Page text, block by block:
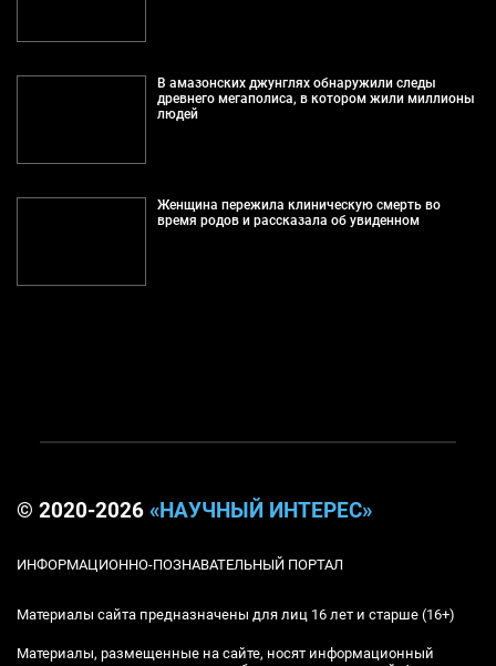
В амазонских джунглях обнаружили следы
древнего мегаполиса, в котором жили миллионы
людей
Женщина пережила клиническую смерть во
время родов и рассказала об увиденном
© 2020-2026 «НАУЧНЫЙ ИНТЕРЕС»
ИНФОРМАЦИОННО-ПОЗНАВАТЕЛЬНЫЙ ПОРТАЛ
Материалы сайта предназначены для лиц 16 лет и старше (16+)
Материалы, размещенные на сайте, носят информационный